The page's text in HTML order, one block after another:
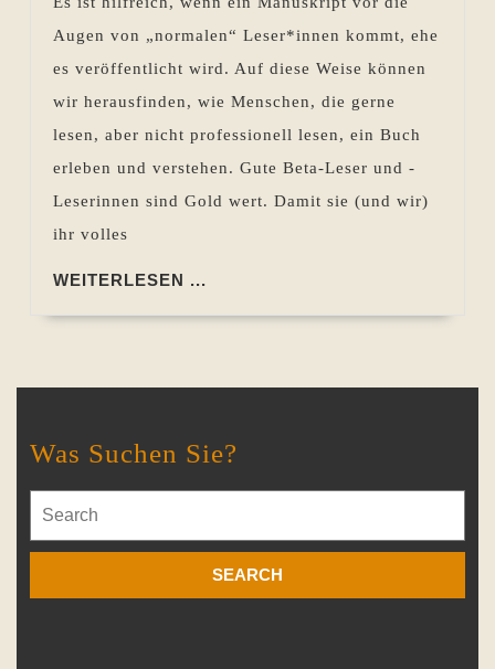
Augen von „normalen“ Leser*innen kommt, ehe
es veröffentlicht wird. Auf diese Weise können
wir herausfinden, wie Menschen, die gerne
lesen, aber nicht professionell lesen, ein Buch
erleben und verstehen. Gute Beta-Leser und -
Leserinnen sind Gold wert. Damit sie (und wir)
ihr volles
WEITERLESEN ...
Was Suchen Sie?
for: